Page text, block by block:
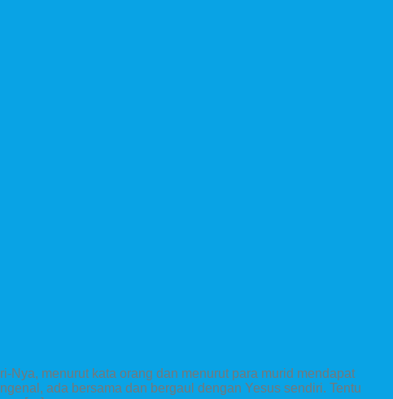
Nya, menurut kata orang dan menurut para murid mendapat
ada bersama dan bergaul dengan Yesus sendiri. Tentu